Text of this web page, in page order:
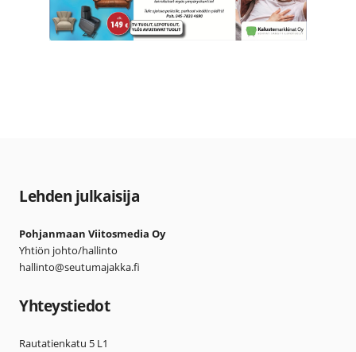
Lehden julkaisija
Pohjanmaan Viitosmedia Oy
Yhtiön johto/hallinto
hallinto@seutumajakka.fi
Yhteystiedot
Rautatienkatu 5 L1